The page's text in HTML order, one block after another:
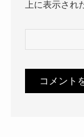
上に表示され